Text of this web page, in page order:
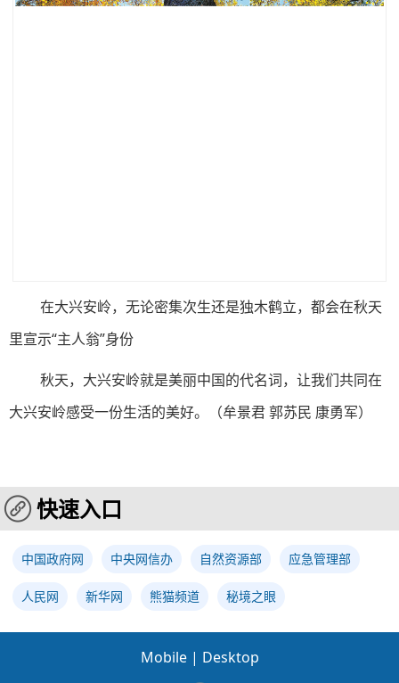
在大兴安岭，无论密集次生还是独木鹤立，都会在秋天
里宣示“主人翁”身份
秋天，大兴安岭就是美丽中国的代名词，让我们共同在
大兴安岭感受一份生活的美好。（牟景君 郭苏民 康勇军）
快速入口
中国政府网 中央网信办 自然资源部 应急管理部
人民网 新华网 熊猫频道 秘境之眼
Mobile | Desktop